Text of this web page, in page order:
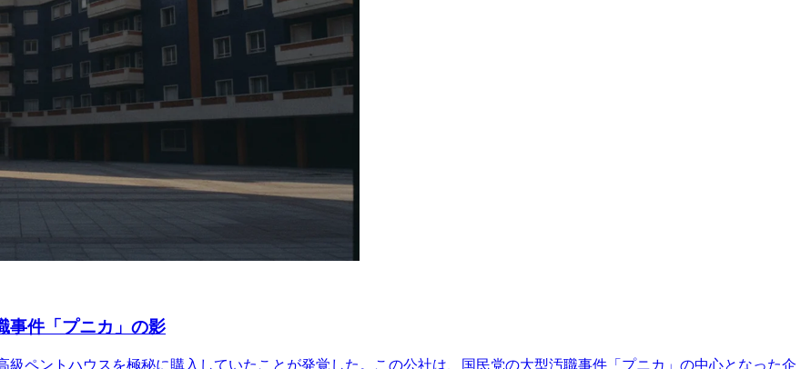
事件「プニカ」の影
ペントハウスを極秘に購入していたことが発覚した。この公社は、国民党の大型汚職事件「プニカ」の中心となった企